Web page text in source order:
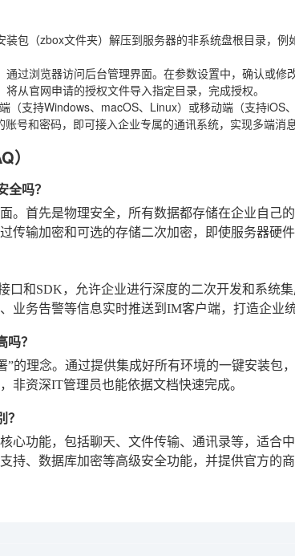
装包（zbox文件夹）解压到服务器的非系统盘根目录，
通过浏览器访问后台管理界面。在参数设置中，确认或
从官网申请的授权文件导入指定目录，完成授权。
（支持Windows、macOS、Linux）或移动端（支持iOS
号和密码，即可接入企业专属的通讯系统，实现多端消息
）
吗？
。首先是物理安全，所有数据都存储在企业自己
传输加密和可选的存储二次加密，即使服务器硬
口和SDK，允许企业进行深度的二次开发和系统
业务告警等信息实时推送到IM客户端，打造企业
？
”的理念。通过提供集成好所有环境的一键安装包
非资深IT管理员也能依据文档快速完成。
心功能，包括聊天、文件传输、通讯录等，适合
持、数据库加密等高级安全功能，并提供官方的